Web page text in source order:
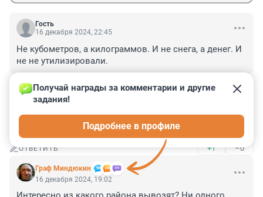
Гость
16 декабря 2024, 22:45
Не кубометров, а килограммов. И не снега, а денег. И
не не утилизировали.
ОТВЕТИТЬ –0
Гость
Прям как сводка с..
ОТВЕТИТЬ +1 –0
Граф Миндюкин
Получай награды за комментарии и другие
задания!
Подробнее в профиле
16 декабря 2024, 19:02